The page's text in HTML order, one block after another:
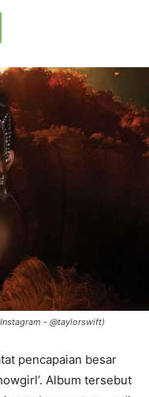
- @taylorswift)
pencapaian besar
Album tersebut